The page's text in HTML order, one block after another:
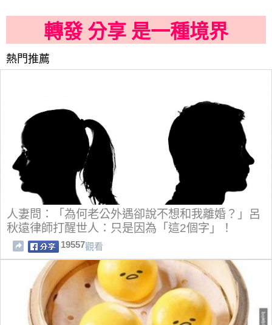
轉發 分享 是一種境界
熱門推薦
人妻問：「為何老公外遇卻說不想和我離婚？」呂
秋遠律師打醒世人：只是因為「這2個字」！
19557觀看